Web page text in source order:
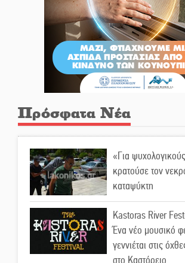
Πρόσφατα Νέα
«Για
κρατούσε τον
καταψύκτη
Kastoras River
Ένα νέο μουσικό
γεννιέται στις
στο Καστόρειο